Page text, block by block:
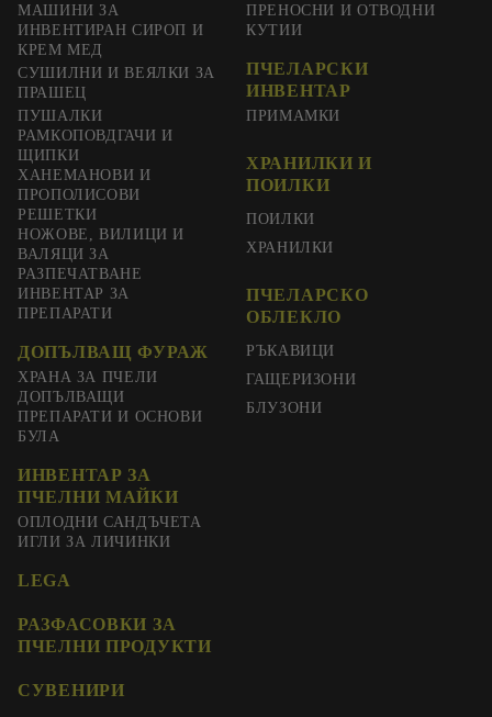
МАШИНИ ЗА
ИНВЕНТИРАН СИРОП И
КРЕМ МЕД
СУШИЛНИ И ВЕЯЛКИ ЗА
ПРАШЕЦ
ПРЕНОСНИ И ОТВОДНИ
КУТИИ
ПЧЕЛАРСКИ
ИНВЕНТАР
ПУШАЛКИ
РАМКОПОВДГАЧИ И
ЩИПКИ
ХАНЕМАНОВИ И
ПРОПОЛИСОВИ
РЕШЕТКИ
НОЖОВЕ, ВИЛИЦИ И
ВАЛЯЦИ ЗА
РАЗПЕЧАТВАНЕ
ИНВЕНТАР ЗА
ПРЕПАРАТИ
ДОПЪЛВАЩ ФУРАЖ
ХРАНА ЗА ПЧЕЛИ
ДОПЪЛВАЩИ
ПРЕПАРАТИ И ОСНОВИ
ПРИМАМКИ
ХРАНИЛКИ И
ПОИЛКИ
ПОИЛКИ
ХРАНИЛКИ
ПЧЕЛАРСКО
ОБЛЕКЛО
РЪКАВИЦИ
ГАЩЕРИЗОНИ
БЛУЗОНИ
БУЛА
ИНВЕНТАР ЗА
ПЧЕЛНИ МАЙКИ
ОПЛОДНИ САНДЪЧЕТА
ИГЛИ ЗА ЛИЧИНКИ
LEGA
РАЗФАСОВКИ ЗА
ПЧЕЛНИ ПРОДУКТИ
СУВЕНИРИ